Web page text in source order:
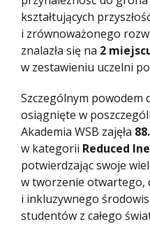
kształtujących
i zrównoważonego
znalazła się na 2
w zestawieniu uczelni
Szczególnym powodem
osiągnięte w
Akademia WSB zajęła
w kategorii Reduced
potwierdzając swoje
w tworzenie otwartego,
i inkluzywnego
studentów z całego